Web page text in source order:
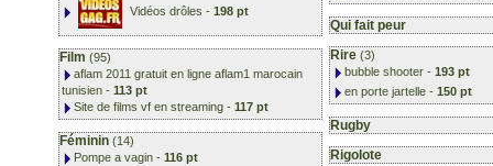
Vidéos drôles - 198 pt
Film (95)
aflam 2011 gratuit en ligne aflam1 marocain
tunisien - 113 pt
Site de films vf en streaming - 117 pt
Féminin (14)
Pompe a vagin - 116 pt
Qui fait peur
Rire (3)
bubble shooter - 193 pt
en porte jartelle - 150 pt
Rugby
Rigolote